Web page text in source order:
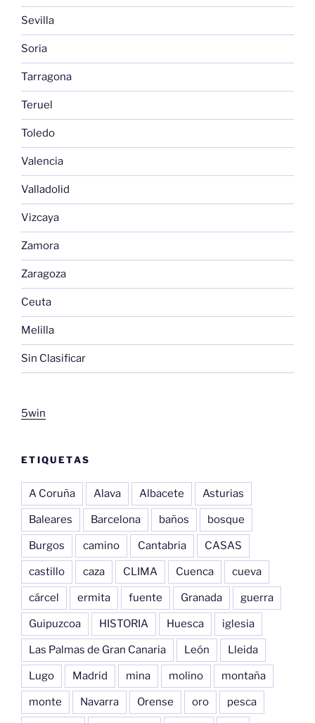
Sevilla
Soria
Tarragona
Teruel
Toledo
Valencia
Valladolid
Vizcaya
Zamora
Zaragoza
Ceuta
Melilla
Sin Clasificar
5win
ETIQUETAS
A Coruña Alava Albacete Asturias
Baleares Barcelona baños bosque
Burgos camino Cantabria CASAS
castillo caza CLIMA Cuenca cueva
cárcel ermita fuente Granada guerra
Guipuzcoa HISTORIA Huesca iglesia
Las Palmas de Gran Canaria León Lleida
Lugo Madrid mina molino montaña
monte Navarra Orense oro pesca